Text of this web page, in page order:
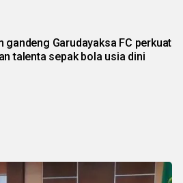
gandeng Garudayaksa FC perkuat
talenta sepak bola usia dini